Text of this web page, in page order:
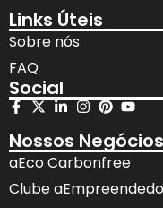
Links Úteis
Sobre nós
FAQ
Social
Nossos Negócios
aEco Carbonfree
Clube